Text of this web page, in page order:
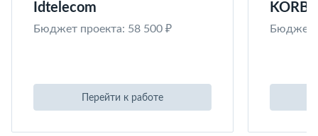
Idtelecom
Бюджет проекта: 58 500 ₽
Перейти к работе
KORB
Бюджет